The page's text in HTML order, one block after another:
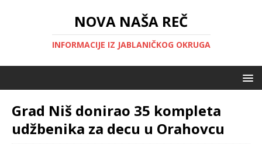
NOVA NAŠA REČ
INFORMACIJE IZ JABLANIČKOG OKRUGA
Grad Niš donirao 35 kompleta
udžbenika za decu u Orahovcu